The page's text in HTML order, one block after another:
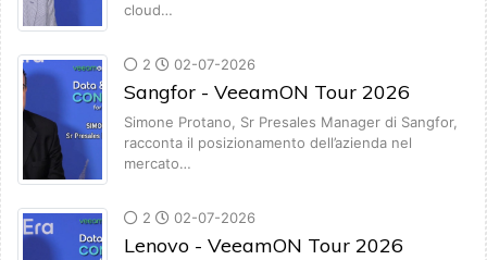
cloud…
2 02-07-2026
Sangfor - VeeamON Tour 2026
Simone Protano, Sr Presales Manager di Sangfor,
racconta il posizionamento dell’azienda nel
mercato…
2 02-07-2026
Lenovo - VeeamON Tour 2026